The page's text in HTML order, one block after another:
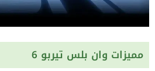
مميزات وان بلس تيربو 6